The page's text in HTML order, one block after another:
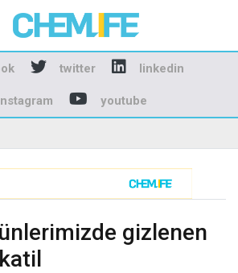
- Basılı ve
twitter linkedin
youtube
gizlenen